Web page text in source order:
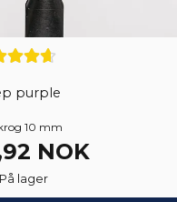
purple
10 mm
NOK
På lager